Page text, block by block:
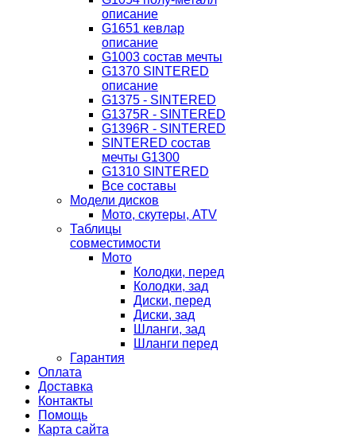
описание
G1651 кевлар
описание
G1003 состав мечты
G1370 SINTERED
описание
G1375 - SINTERED
G1375R - SINTERED
G1396R - SINTERED
SINTERED состав
мечты G1300
G1310 SINTERED
Все составы
Модели дисков
Мото, скутеры, ATV
Таблицы
совместимости
Мото
Колодки, перед
Колодки, зад
Диски, перед
Диски, зад
Шланги, зад
Шланги перед
Гарантия
Оплата
Доставка
Контакты
Помощь
Карта сайта